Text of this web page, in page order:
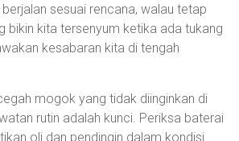
sesuai rencana, walau tetap
bikin kita tersenyum ketika ada tukang
kesabaran kita di tengah
mogok yang tidak diinginkan di
rutin adalah kunci. Periksa baterai
oli dan pendingin dalam kondisi